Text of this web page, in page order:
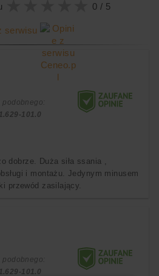
i obiciem.
odkurzacz –
ruchów podczas
0 / 5
serwisu
101.0
dobrze. Duża siła ssania ,
i montażu. Jedynym minusem
przewód zasilający.
101.0